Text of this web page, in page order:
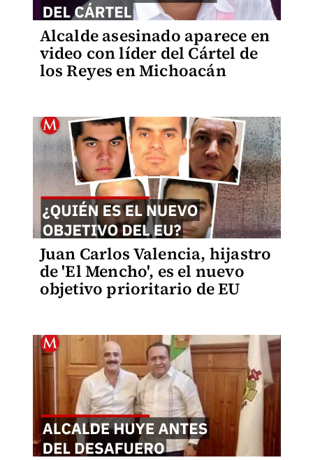
Alcalde asesinado aparece en
video con líder del Cártel de
los Reyes en Michoacán
Juan Carlos Valencia, hijastro
de 'El Mencho', es el nuevo
objetivo prioritario de EU